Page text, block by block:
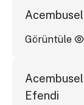
Görüntüle
Efendi